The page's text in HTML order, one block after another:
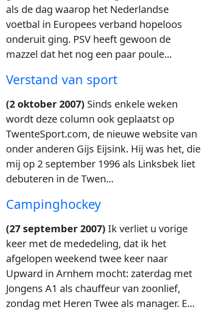
als de dag waarop het Nederlandse
voetbal in Europees verband hopeloos
onderuit ging. PSV heeft gewoon de
mazzel dat het nog een paar poule...
Verstand van sport
(2 oktober 2007) Sinds enkele weken
wordt deze column ook geplaatst op
TwenteSport.com, de nieuwe website van
onder anderen Gijs Eijsink. Hij was het, die
mij op 2 september 1996 als Linksbek liet
debuteren in de Twen...
Campinghockey
(27 september 2007) Ik verliet u vorige
keer met de mededeling, dat ik het
afgelopen weekend twee keer naar
Upward in Arnhem mocht: zaterdag met
Jongens A1 als chauffeur van zoonlief,
zondag met Heren Twee als manager. E...